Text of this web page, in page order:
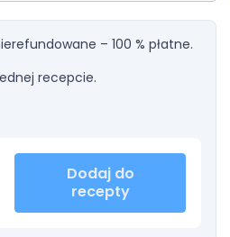
– 100 % płatne.
recepcie.
Dodaj do
recepty